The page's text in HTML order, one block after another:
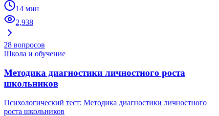
14 мин
2,938
28 вопросов
Школа и обучение
Методика диагностики личностного роста
школьников
Психологический тест: Методика диагностики личностного
роста школьников